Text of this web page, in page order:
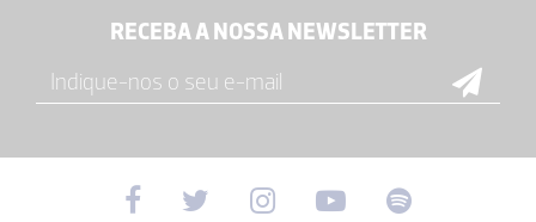
RECEBA A NOSSA NEWSLETTER